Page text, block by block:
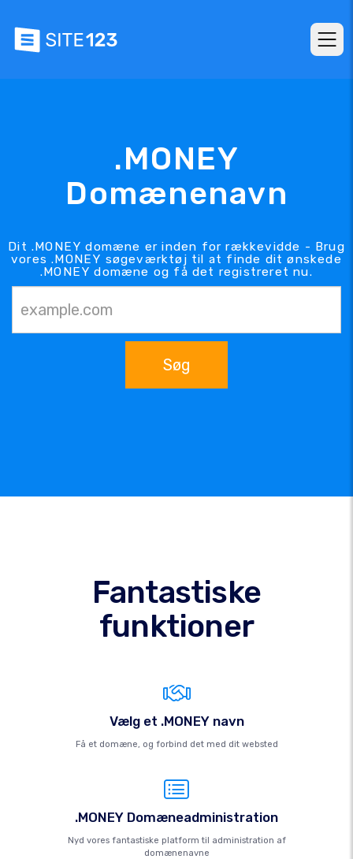
.MONEY
Domænenavn
Dit .MONEY domæne er inden for rækkevidde - Brug
vores .MONEY søgeværktøj til at finde dit ønskede
.MONEY domæne og få det registreret nu.
Søg
Fantastiske
funktioner
Vælg et .MONEY navn
Få et domæne, og forbind det med dit websted
.MONEY Domæneadministration
Nyd vores fantastiske platform til administration af
domænenavne